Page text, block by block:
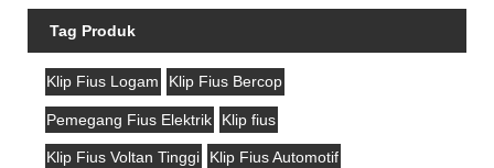
Tag Produk
Klip Fius Logam Klip Fius Bercop
Pemegang Fius Elektrik Klip fius
Klip Fius Voltan Tinggi Klip Fius Automotif